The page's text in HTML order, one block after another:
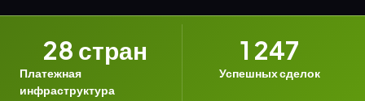
Платежная
инфраструктура
28 стран
Успешных сделок
1 247